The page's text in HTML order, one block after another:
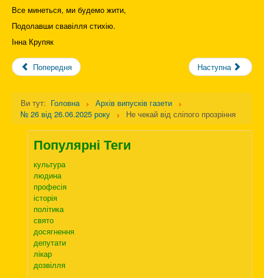
Все минеться, ми будемо жити,
Подолавши свавілля стихію.
Інна Крупяк
Попередня Наступна
Ви тут: Головна
Архів випусків газети
№ 26 від 26.06.2025 року
Не чекай від сліпого прозріння
Популярні Теги
культура
людина
професія
історія
політика
свято
досягнення
депутати
лікар
дозвілля